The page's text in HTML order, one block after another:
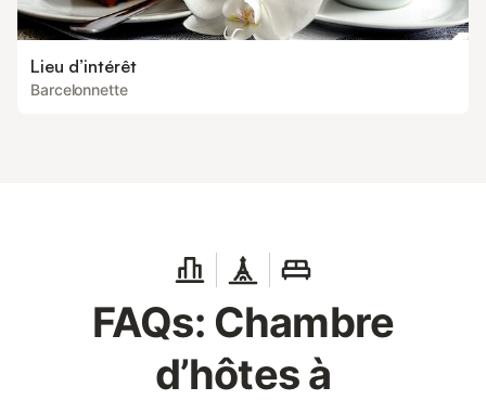
Lieu d’intérêt
Barcelonnette
FAQs: Chambre
d’hôtes à